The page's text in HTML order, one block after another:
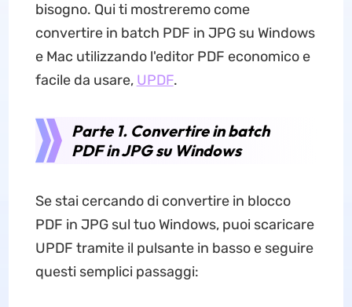
bisogno. Qui ti mostreremo come
convertire in batch PDF in JPG su Windows
e Mac utilizzando l'editor PDF economico e
facile da usare, UPDF.
Parte 1. Convertire in batch
PDF in JPG su Windows
Se stai cercando di convertire in blocco
PDF in JPG sul tuo Windows, puoi scaricare
UPDF tramite il pulsante in basso e seguire
questi semplici passaggi: